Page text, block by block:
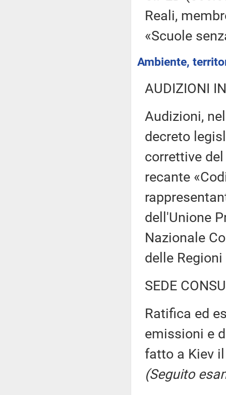
Reali,
«Scuole
Ambiente,
AUDIZIONI
Audizioni,
decreto
correttive
recante
dell'Unione
Nazionale
delle
SEDE
Ratifica ed
emissioni e
fatto a Kiev
(Seguito